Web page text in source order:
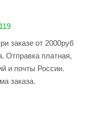
заказе от 2000руб
Отправка платная,
и почты России.
заказа.